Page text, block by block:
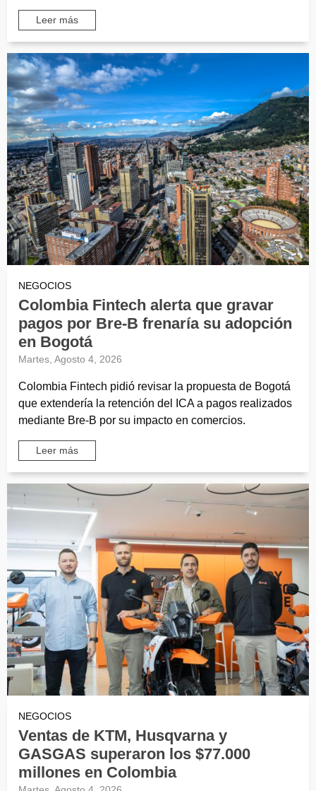
Leer más
NEGOCIOS
Colombia Fintech alerta que gravar
pagos por Bre-B frenaría su adopción
en Bogotá
Martes, Agosto 4, 2026
Colombia Fintech pidió revisar la propuesta de Bogotá
que extendería la retención del ICA a pagos realizados
mediante Bre-B por su impacto en comercios.
Leer más
NEGOCIOS
Ventas de KTM, Husqvarna y
GASGAS superaron los $77.000
millones en Colombia